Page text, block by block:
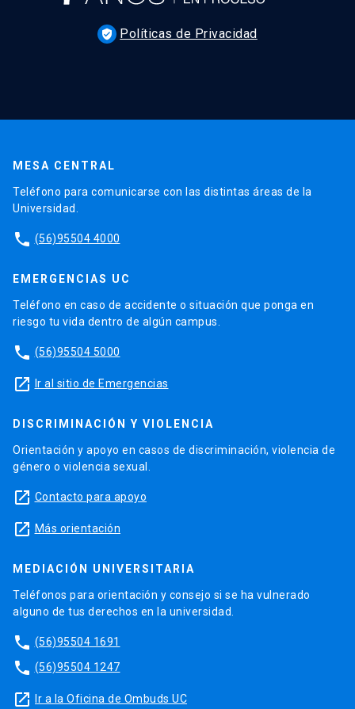
verified_user Políticas de Privacidad
MESA CENTRAL
Teléfono para comunicarse con las distintas áreas de la
Universidad.
phone (56)95504 4000
EMERGENCIAS UC
Teléfono en caso de accidente o situación que ponga en
riesgo tu vida dentro de algún campus.
phone (56)95504 5000
launch Ir al sitio de Emergencias
DISCRIMINACIÓN Y VIOLENCIA
Orientación y apoyo en casos de discriminación, violencia de
género o violencia sexual.
launch Contacto para apoyo
launch Más orientación
MEDIACIÓN UNIVERSITARIA
Teléfonos para orientación y consejo si se ha vulnerado
alguno de tus derechos en la universidad.
phone (56)95504 1691
phone (56)95504 1247
launch Ir a la Oficina de Ombuds UC